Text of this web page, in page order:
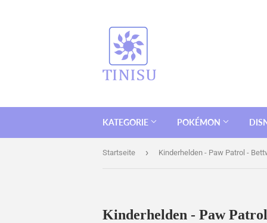
KATEGORIE POKÉMON
Startseite › Kinderhelden - Paw Patrol -
Kinderhelden - Paw